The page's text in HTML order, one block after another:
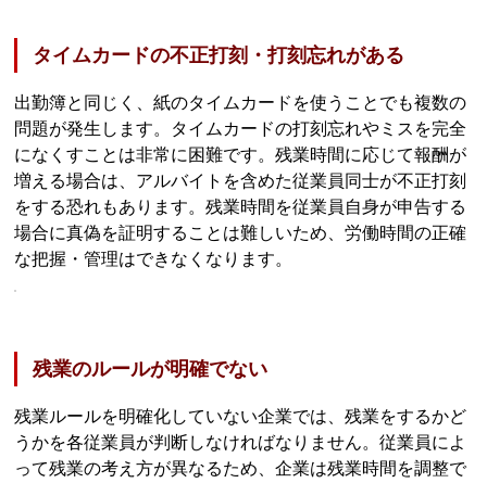
タイムカードの不正打刻・打刻忘れがある
出勤簿と同じく、紙のタイムカードを使うことでも複数の
問題が発生します。タイムカードの打刻忘れやミスを完全
になくすことは非常に困難です。残業時間に応じて報酬が
増える場合は、アルバイトを含めた従業員同士が不正打刻
をする恐れもあります。残業時間を従業員自身が申告する
場合に真偽を証明することは難しいため、労働時間の正確
な把握・管理はできなくなります。
残業のルールが明確でない
残業ルールを明確化していない企業では、残業をするかど
うかを各従業員が判断しなければなりません。従業員によ
って残業の考え方が異なるため、企業は残業時間を調整で